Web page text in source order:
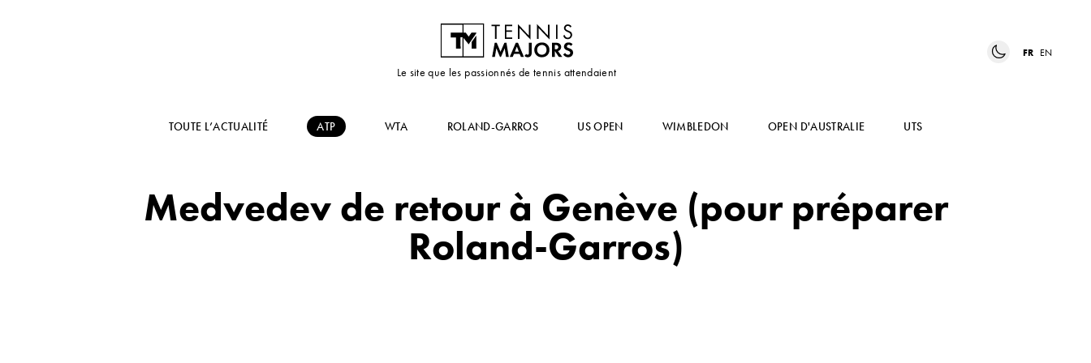
Le site que les passionnés de tennis attendaient
FR EN
TOUTE L’ACTUALITÉ ATP WTA ROLAND-GARROS US OPEN WIMBLEDON OPEN D'AUSTRALIE UTS
Medvedev de retour à Genève (pour préparer
Roland-Garros)